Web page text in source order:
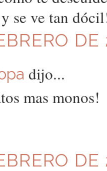
se ve tan
dijo...
mas monos!
DE